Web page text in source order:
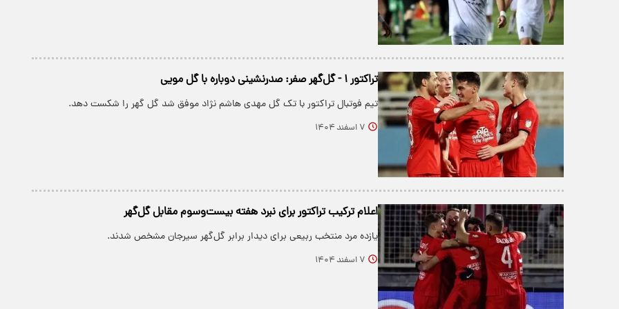
تراکتور ۱ - گل‌گهر صفر: صدر‌نشینی دوباره با گل مویی
تیم فوتبال تراکتور با تک گل مهدی هاشم نژاد موفق شد گل گهر را شکست دهد.
۷ اسفند ۱۴۰۴
اعلام ترکیب تراکتور برای نبرد هفته بیست‌وسوم مقابل گل‌گهر
یازده مرد منتخب ربیعی برای دیدار برابر گل‌گهر سیرجان مشخص شدند.
۷ اسفند ۱۴۰۴